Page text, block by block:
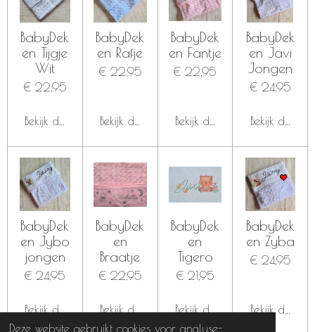
Deze website gebruikt cookies voor analyse-
BabyDek
en Tijgje
Wit
€ 22,95
Bekijk details
BabyDek
en Rafje
€ 22,95
Bekijk details
BabyDek
en Fantje
€ 22,95
Bekijk details
BabyDek
en Javi
Jongen
€ 24,95
Bekijk details
BabyDek
en Jybo
jongen
€ 24,95
Bekijk details
BabyDek
en
Braatje
€ 22,95
Bekijk details
BabyDek
en
Tigero
€ 21,95
Bekijk details
BabyDek
en Zyba
€ 24,95
Bekijk details